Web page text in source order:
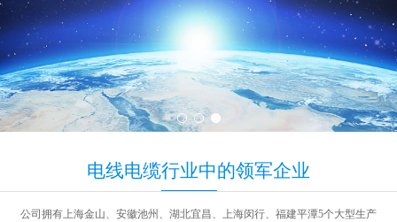
电线电缆行业中的领军企业
公司拥有上海金山、安徽池州、湖北宜昌、上海闵行、福建平潭5个大型生产